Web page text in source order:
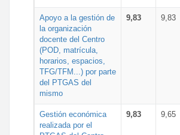
Apoyo a la gestión de
la organización
docente del Centro
(POD, matrícula,
horarios, espacios,
TFG/TFM...) por parte
del PTGAS del
mismo
9,83 9,83
Gestión económica
realizada por el
9,83 9,65